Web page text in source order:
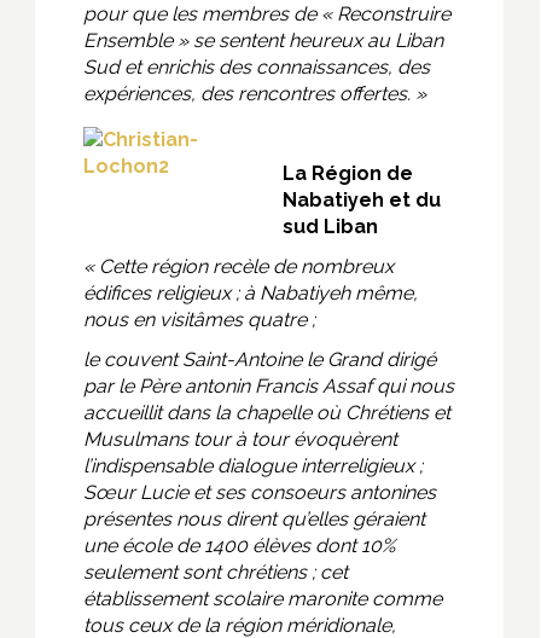
pour que les membres de « Reconstruire
Ensemble » se sentent heureux au Liban
Sud et enrichis des connaissances, des
expériences, des rencontres offertes. »
La Région de
Nabatiyeh et du
sud Liban
« Cette région recèle de nombreux
édifices religieux ; à Nabatiyeh même,
nous en visitâmes quatre ;
le couvent Saint-Antoine le Grand dirigé
par le Père antonin Francis Assaf qui nous
accueillit dans la chapelle où Chrétiens et
Musulmans tour à tour évoquèrent
l’indispensable dialogue interreligieux ;
Sœur Lucie et ses consoeurs antonines
présentes nous dirent qu’elles géraient
une école de 1400 élèves dont 10%
seulement sont chrétiens ; cet
établissement scolaire maronite comme
tous ceux de la région méridionale,